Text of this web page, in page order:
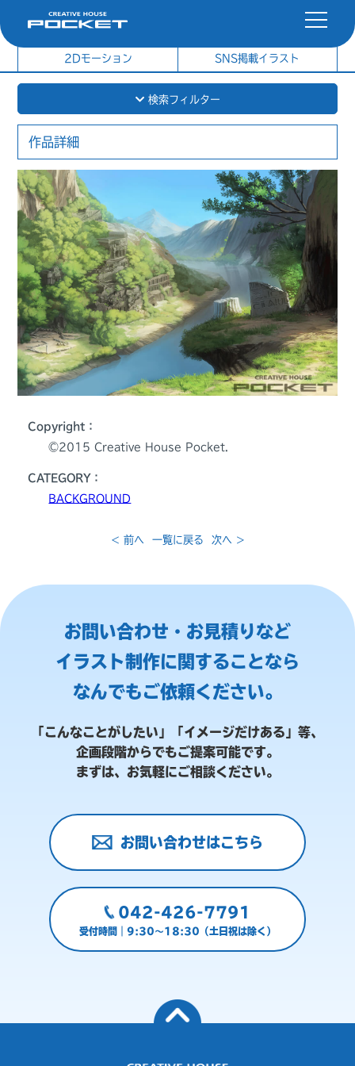
社内制作イラスト
2Dモーション SNS掲載イラスト
検索フィルター
作品詳細
Copyright：
©️2015 Creative House Pocket.
CATEGORY：
BACKGROUND
< 前へ 一覧に戻る 次へ >
お問い合わせ・お見積りなど
イラスト制作に関することなら
なんでもご依頼ください。
「こんなことがしたい」「イメージだけある」等、
企画段階からでもご提案可能です。
まずは、お気軽にご相談ください。
お問い合わせはこちら
042-426-7791
受付時間｜9:30～18:30（土日祝は除く）